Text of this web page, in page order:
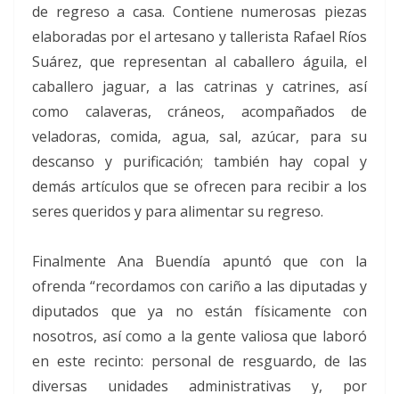
de regreso a casa. Contiene numerosas piezas
elaboradas por el artesano y tallerista Rafael Ríos
Suárez, que representan al caballero águila, el
caballero jaguar, a las catrinas y catrines, así
como calaveras, cráneos, acompañados de
veladoras, comida, agua, sal, azúcar, para su
descanso y purificación; también hay copal y
demás artículos que se ofrecen para recibir a los
seres queridos y para alimentar su regreso.
Finalmente Ana Buendía apuntó que con la
ofrenda “recordamos con cariño a las diputadas y
diputados que ya no están físicamente con
nosotros, así como a la gente valiosa que laboró
en este recinto: personal de resguardo, de las
diversas unidades administrativas y, por